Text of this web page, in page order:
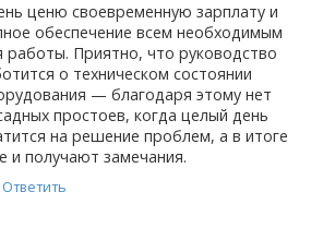
ценю своевременную зарплату и
обеспечение всем необходимым
работы. Приятно, что руководство
о техническом состоянии
— благодаря этому нет
простоев, когда целый день
на решение проблем, а в итоге
и получают замечания.
Ответить